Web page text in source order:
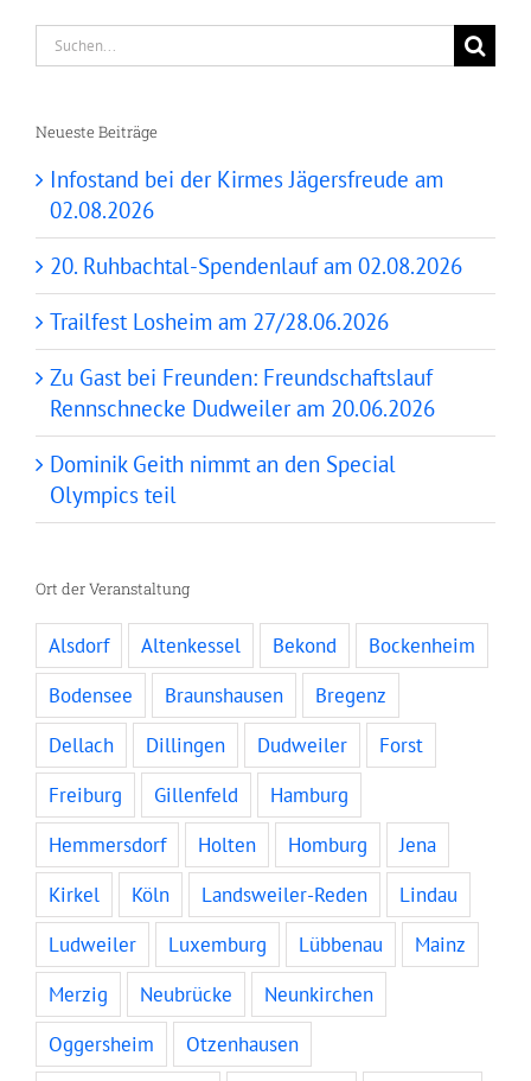
Suche
nach:
Neueste Beiträge
Infostand bei der Kirmes Jägersfreude am
02.08.2026
20. Ruhbachtal-Spendenlauf am 02.08.2026
Trailfest Losheim am 27/28.06.2026
Zu Gast bei Freunden: Freundschaftslauf
Rennschnecke Dudweiler am 20.06.2026
Dominik Geith nimmt an den Special
Olympics teil
Ort der Veranstaltung
Alsdorf Altenkessel Bekond
Bockenheim
Bodensee
Braunshausen
Bregenz
Dellach
Dillingen Dudweiler
Forst
Freiburg
Gillenfeld
Hamburg
Hemmersdorf
Holten Homburg
Jena
Kirkel
Köln Landsweiler-Reden
Lindau
Ludweiler
Luxemburg Lübbenau
Mainz
Merzig
Neubrücke
Neunkirchen
Oggersheim
Otzenhausen